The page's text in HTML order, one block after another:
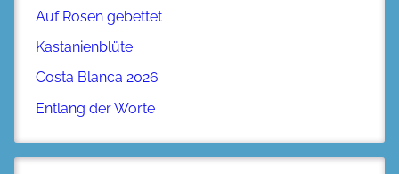
Auf Rosen gebettet
Kastanienblüte
Costa Blanca 2026
Entlang der Worte